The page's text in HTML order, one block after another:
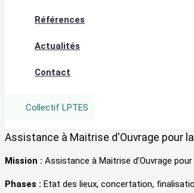
Références
Actualités
Contact
Collectif LPTES
Assistance à Maitrise d'Ouvrage pour
Mission : Assistance à Maitrise d’Ouvrage
Phases : Etat des lieux, concertation,